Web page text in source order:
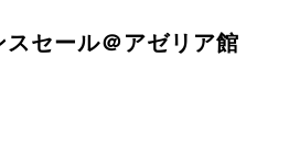
セール＠アゼリア館